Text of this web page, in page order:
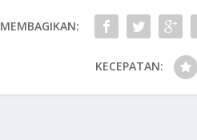
MEMBAGIKAN:
KECEPATAN: